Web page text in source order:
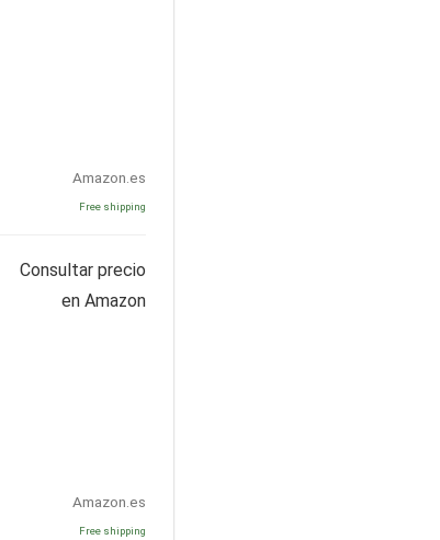
Amazon.es
Free shipping
Consultar precio
en Amazon
Amazon.es
Free shipping